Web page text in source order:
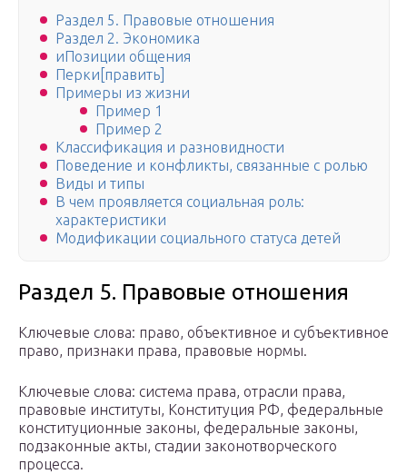
Раздел 5. Правовые отношения
Раздел 2. Экономика
иПозиции общения
Перки[править]
Примеры из жизни
Пример 1
Пример 2
Классификация и разновидности
Поведение и конфликты, связанные с ролью
Виды и типы
В чем проявляется социальная роль:
характеристики
Модификации социального статуса детей
Раздел 5. Правовые отношения
Ключевые слова: право, объективное и субъективное
право, признаки права, правовые нормы.
Ключевые слова: система права, отрасли права,
правовые институты, Конституция РФ, федеральные
конституционные законы, федеральные законы,
подзаконные акты, стадии законотворческого
процесса.